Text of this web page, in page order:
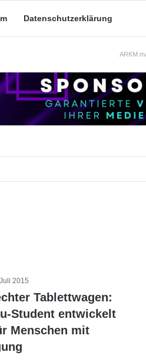
Datenschutzerklärung
Schützenhilfe?
2015
Tablettwagen:
Student entwickelt
Menschen mit